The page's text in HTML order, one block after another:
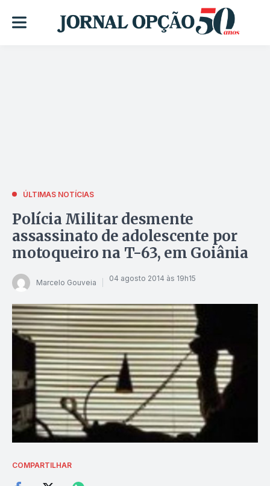
ÚLTIMAS NOTÍCIAS
Polícia Militar desmente
assassinato de adolescente por
motoqueiro na T-63, em Goiânia
Marcelo Gouveia 04 agosto 2014 às 19h15
COMPARTILHAR